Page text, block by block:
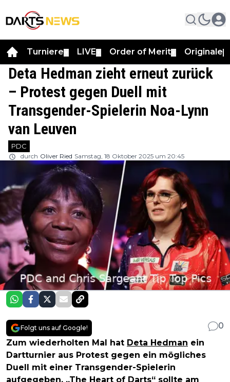
Turniere LIVE Order of Merit Originale
Deta Hedman zieht erneut zurück
– Protest gegen Duell mit
Transgender-Spielerin Noa-Lynn
van Leuven
PDC
durch Oliver Ried Samstag, 18 Oktober 2025 um 20:45
Folgt uns auf Google!
0
Zum wiederholten Mal hat Deta Hedman ein
Dartturnier aus Protest gegen ein mögliches
Duell mit einer Transgender-Spielerin
aufgegeben. „The Heart of Darts“ sollte am